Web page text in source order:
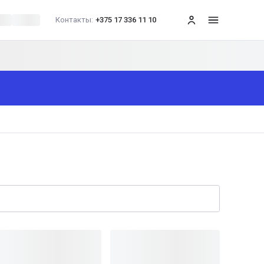
Контакты: +375 17 336 11 10 меню